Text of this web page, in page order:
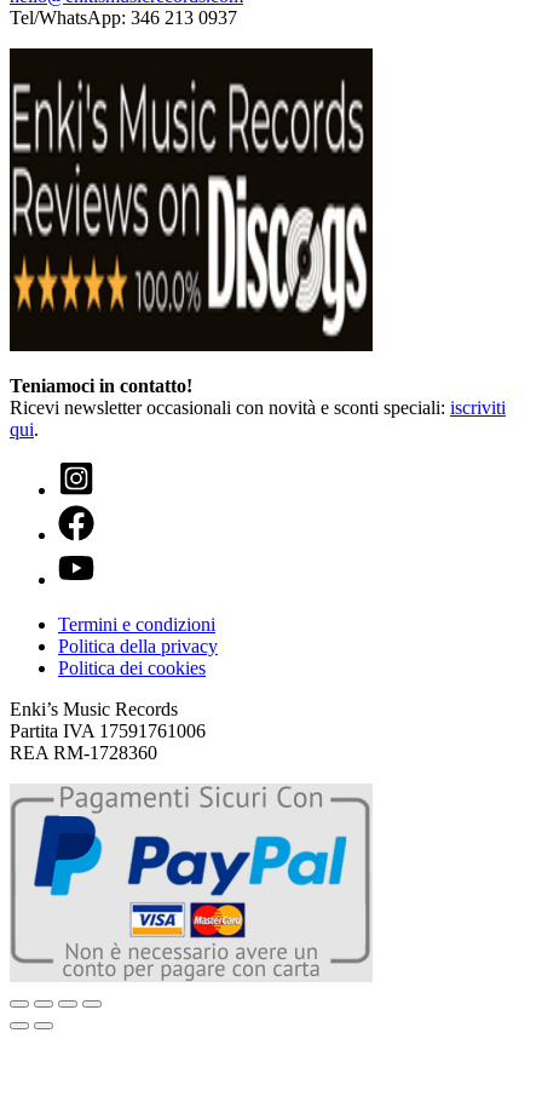
Tel/WhatsApp: 346 213 0937
Teniamoci in contatto!
Ricevi newsletter occasionali con novità e sconti speciali: iscriviti
qui.
Termini e condizioni
Politica della privacy
Politica dei cookies
Enki’s Music Records
Partita IVA 17591761006
REA RM-1728360